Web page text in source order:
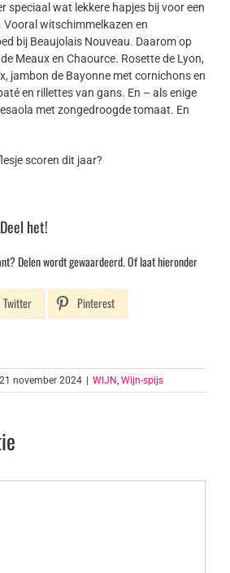
speciaal wat lekkere hapjes bij voor een
Vooral witschimmelkazen en
bij Beaujolais Nouveau. Daarom op
Meaux en Chaource. Rosette de Lyon,
jambon de Bayonne met cornichons en
en rillettes van gans. En – als enige
met zongedroogde tomaat. En
scoren dit jaar?
het!
Delen wordt gewaardeerd. Of laat hieronder
Twitter
Pinterest
21 november 2024 WIJN, Wijn-spijs